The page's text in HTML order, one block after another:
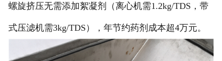
螺旋挤压无需添加絮凝剂（离心机需1.2kg/TDS，带
式压滤机需3kg/TDS），年节约药剂成本超4万元‌。